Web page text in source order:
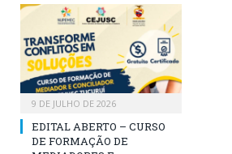
9 DE JULHO DE 2026
EDITAL ABERTO – CURSO
DE FORMAÇÃO DE